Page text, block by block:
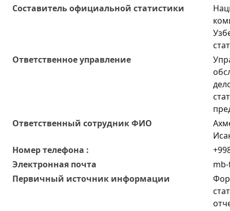
Составитель официальной статистики
Ответственное управление
Oтветственный сотрудник ФИО
Номер телефона :
Электронная почта
Первичный источник информации